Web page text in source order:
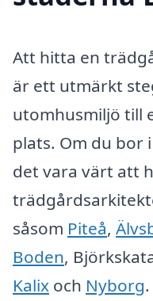
Att hitta en
är ett utmärkt
utomhusmiljö till
plats. Om du bor
det vara värt att
såsom Piteå,
Boden,
Kalix och Nyborg